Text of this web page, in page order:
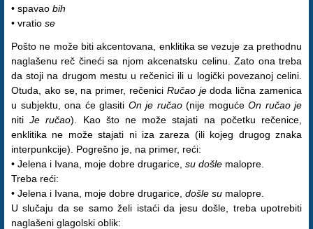
• spavao bih
• vratio se
Pošto ne može biti akcentovana, enklitika se vezuje za prethodnu
naglašenu reč čineći sa njom akcenatsku celinu. Zato ona treba
da stoji na drugom mestu u rečenici ili u logički povezanoj celini.
Otuda, ako se, na primer, rečenici Ručao jedoda lična zamenica
u subjektu, ona će glasiti On je ručao(nije moguće On ručao je
nitiJe ručao). Kao što ne može stajati na početku rečenice,
enklitika ne može stajati ni iza zareza (ili kojeg drugog znaka
interpunkcije). Pogrešno je, na primer, reći:
• Jelena i Ivana, moje dobre drugarice, su došle malopre.
Treba reći:
• Jelena i Ivana, moje dobre drugarice, došle su malopre.
U slučaju da se samo želi istaći da jesu došle, treba upotrebiti
naglašeni glagolski oblik: